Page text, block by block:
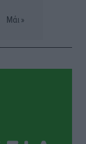
νίκες μαζί»
Μάι »